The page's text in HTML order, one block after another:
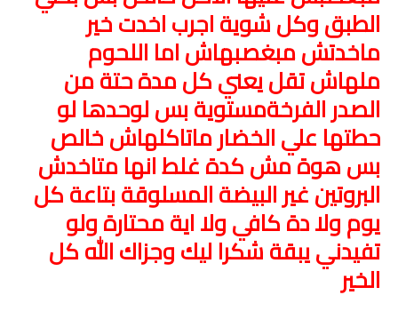
الطبق وكل شوية اجرب اخدت خير
ماخدتش مبغصبهاش اما اللحوم
ملهاش تقل يعني كل مدة حتة من
الصدر الفرخةمستوية بس لوحدها لو
حطتها علي الخضار ماتاكلهاش خالص
بس هوة مش كدة غلط انها متاخدش
البروتين غير البيضة المسلوقة بتاعة كل
يوم ولا دة كافي ولا اية محتارة ولو
تفيدني يبقة شكرا ليك وجزاك الله كل
الخير